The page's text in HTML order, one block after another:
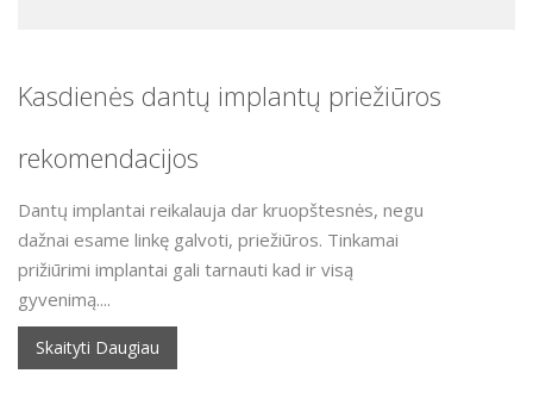
Kasdienės dantų implantų priežiūros
rekomendacijos
Dantų implantai reikalauja dar kruopštesnės, negu
dažnai esame linkę galvoti, priežiūros. Tinkamai
prižiūrimi implantai gali tarnauti kad ir visą
gyvenimą....
Skaityti Daugiau